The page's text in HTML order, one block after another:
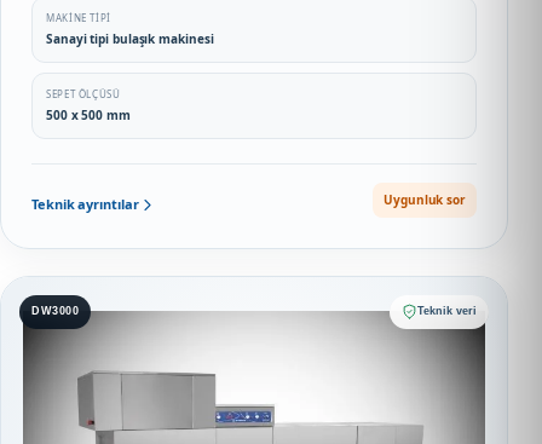
MAKINE TIPI
Sanayi tipi bulaşık makinesi
SEPET ÖLÇÜSÜ
500 x 500 mm
Teknik ayrıntılar Uygunluk sor
DW3000 Teknik veri